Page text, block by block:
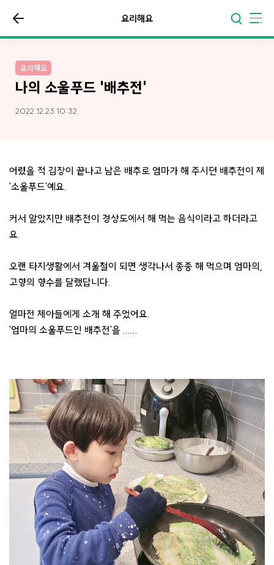
요리해요
요리해요
나의 소울푸드 '배추전'
2022.12.23 10:32
어렸을 적 김장이 끝나고 남은 배추로 엄마가 해 주시던 배추전이 제
'소울푸드'예요.
커서 알았지만 배추전이 경상도에서 해 먹는 음식이라고 하더라고
요.
오랜 타지생활에서 겨울철이 되면 생각나서 종종 해 먹으며 엄마의,
고향의 향수를 달랬답니다.
얼마전 제아들에게 소개 해 주었어요.
'엄마의 소울푸드인 배추전'을 ......